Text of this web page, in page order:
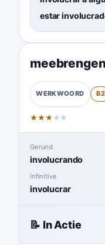
estar
meebrengen
WERKWOORD B2
★★★ ★ ★
Gerund
involucrando
Infinitive
involucrar
📝 In Actie